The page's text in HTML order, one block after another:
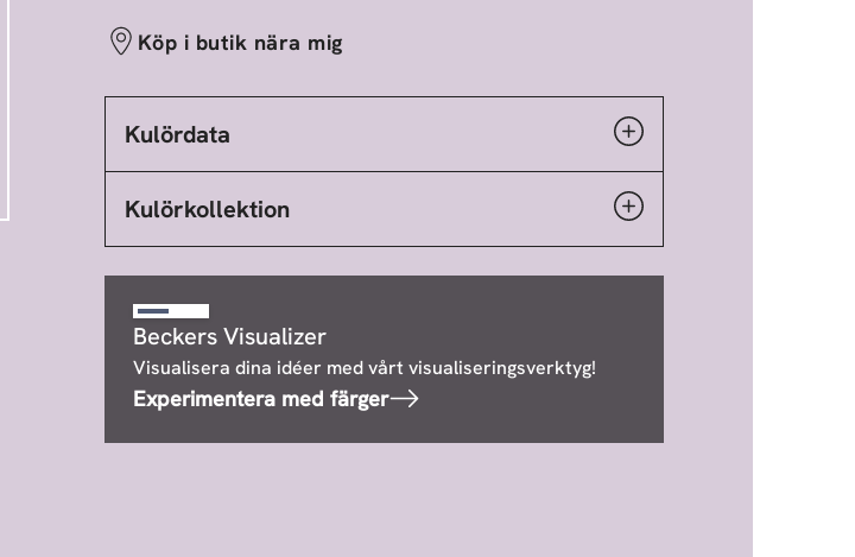
Köp i butik nära mig
Kulördata
Kulörkollektion
Beckers Visualizer
Visualisera dina idéer med vårt visualiseringsverktyg!
Experimentera med färger